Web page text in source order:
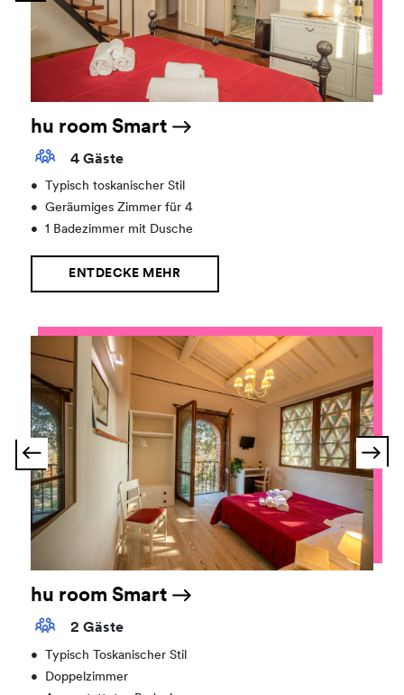
hu room Smart
4 Gäste
•
Typisch toskanischer Stil
•
Geräumiges Zimmer für 4
•
1 Badezimmer mit Dusche
ENTDECKE MEHR
hu room Smart
2 Gäste
•
Typisch Toskanischer Stil
•
Doppelzimmer